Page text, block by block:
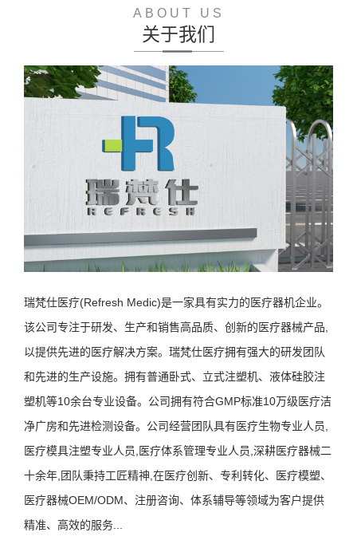
ABOUT US
关于我们
瑞梵仕医疗(Refresh Medic)是一家具有实力的医疗器机企业。
该公司专注于研发、生产和销售高品质、创新的医疗器械产品,
以提供先进的医疗解决方案。瑞梵仕医疗拥有强大的研发团队
和先进的生产设施。拥有普通卧式、立式注塑机、液体硅胶注
塑机等10余台专业设备。公司拥有符合GMP标准10万级医疗洁
净广房和先进检测设备。公司经营团队具有医疗生物专业人员,
医疗模具注塑专业人员,医疗体系管理专业人员,深耕医疗器械二
十余年,团队秉持工匠精神,在医疗创新、专利转化、医疗模塑、
医疗器械OEM/ODM、注册咨询、体系辅导等领域为客户提供
精准、高效的服务...